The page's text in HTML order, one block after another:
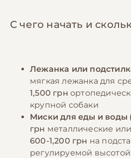
сухом месте для отдыха,
является социализация и
командам, которое
послушную и
🎁 −10% на зоотовары
По промокоду E-PET
Важно соблюдать режим
размера и активности
перекармливания, так и
Необходимо обеспечить
к свежей воде.
можно давать
добавки после
ветеринаром.
С чего начать и
Лежанка или
мягкая лежанка для
1,500 грн
крупной собаки
Миски для еды и воды
грн металлические
600-1,200 грн на
регулируемой высотой